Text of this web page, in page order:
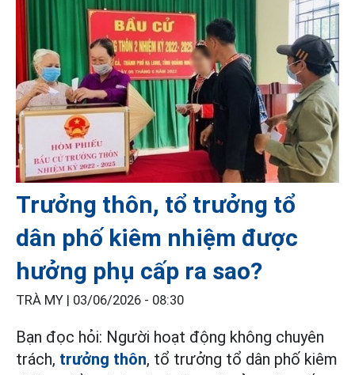
Trưởng thôn, tổ trưởng tổ
dân phố kiêm nhiệm được
hưởng phụ cấp ra sao?
TRÀ MY | 03/06/2026 - 08:30
Bạn đọc hỏi: Người hoạt động không chuyên
trách, trưởng thôn, tổ trưởng tổ dân phố kiêm